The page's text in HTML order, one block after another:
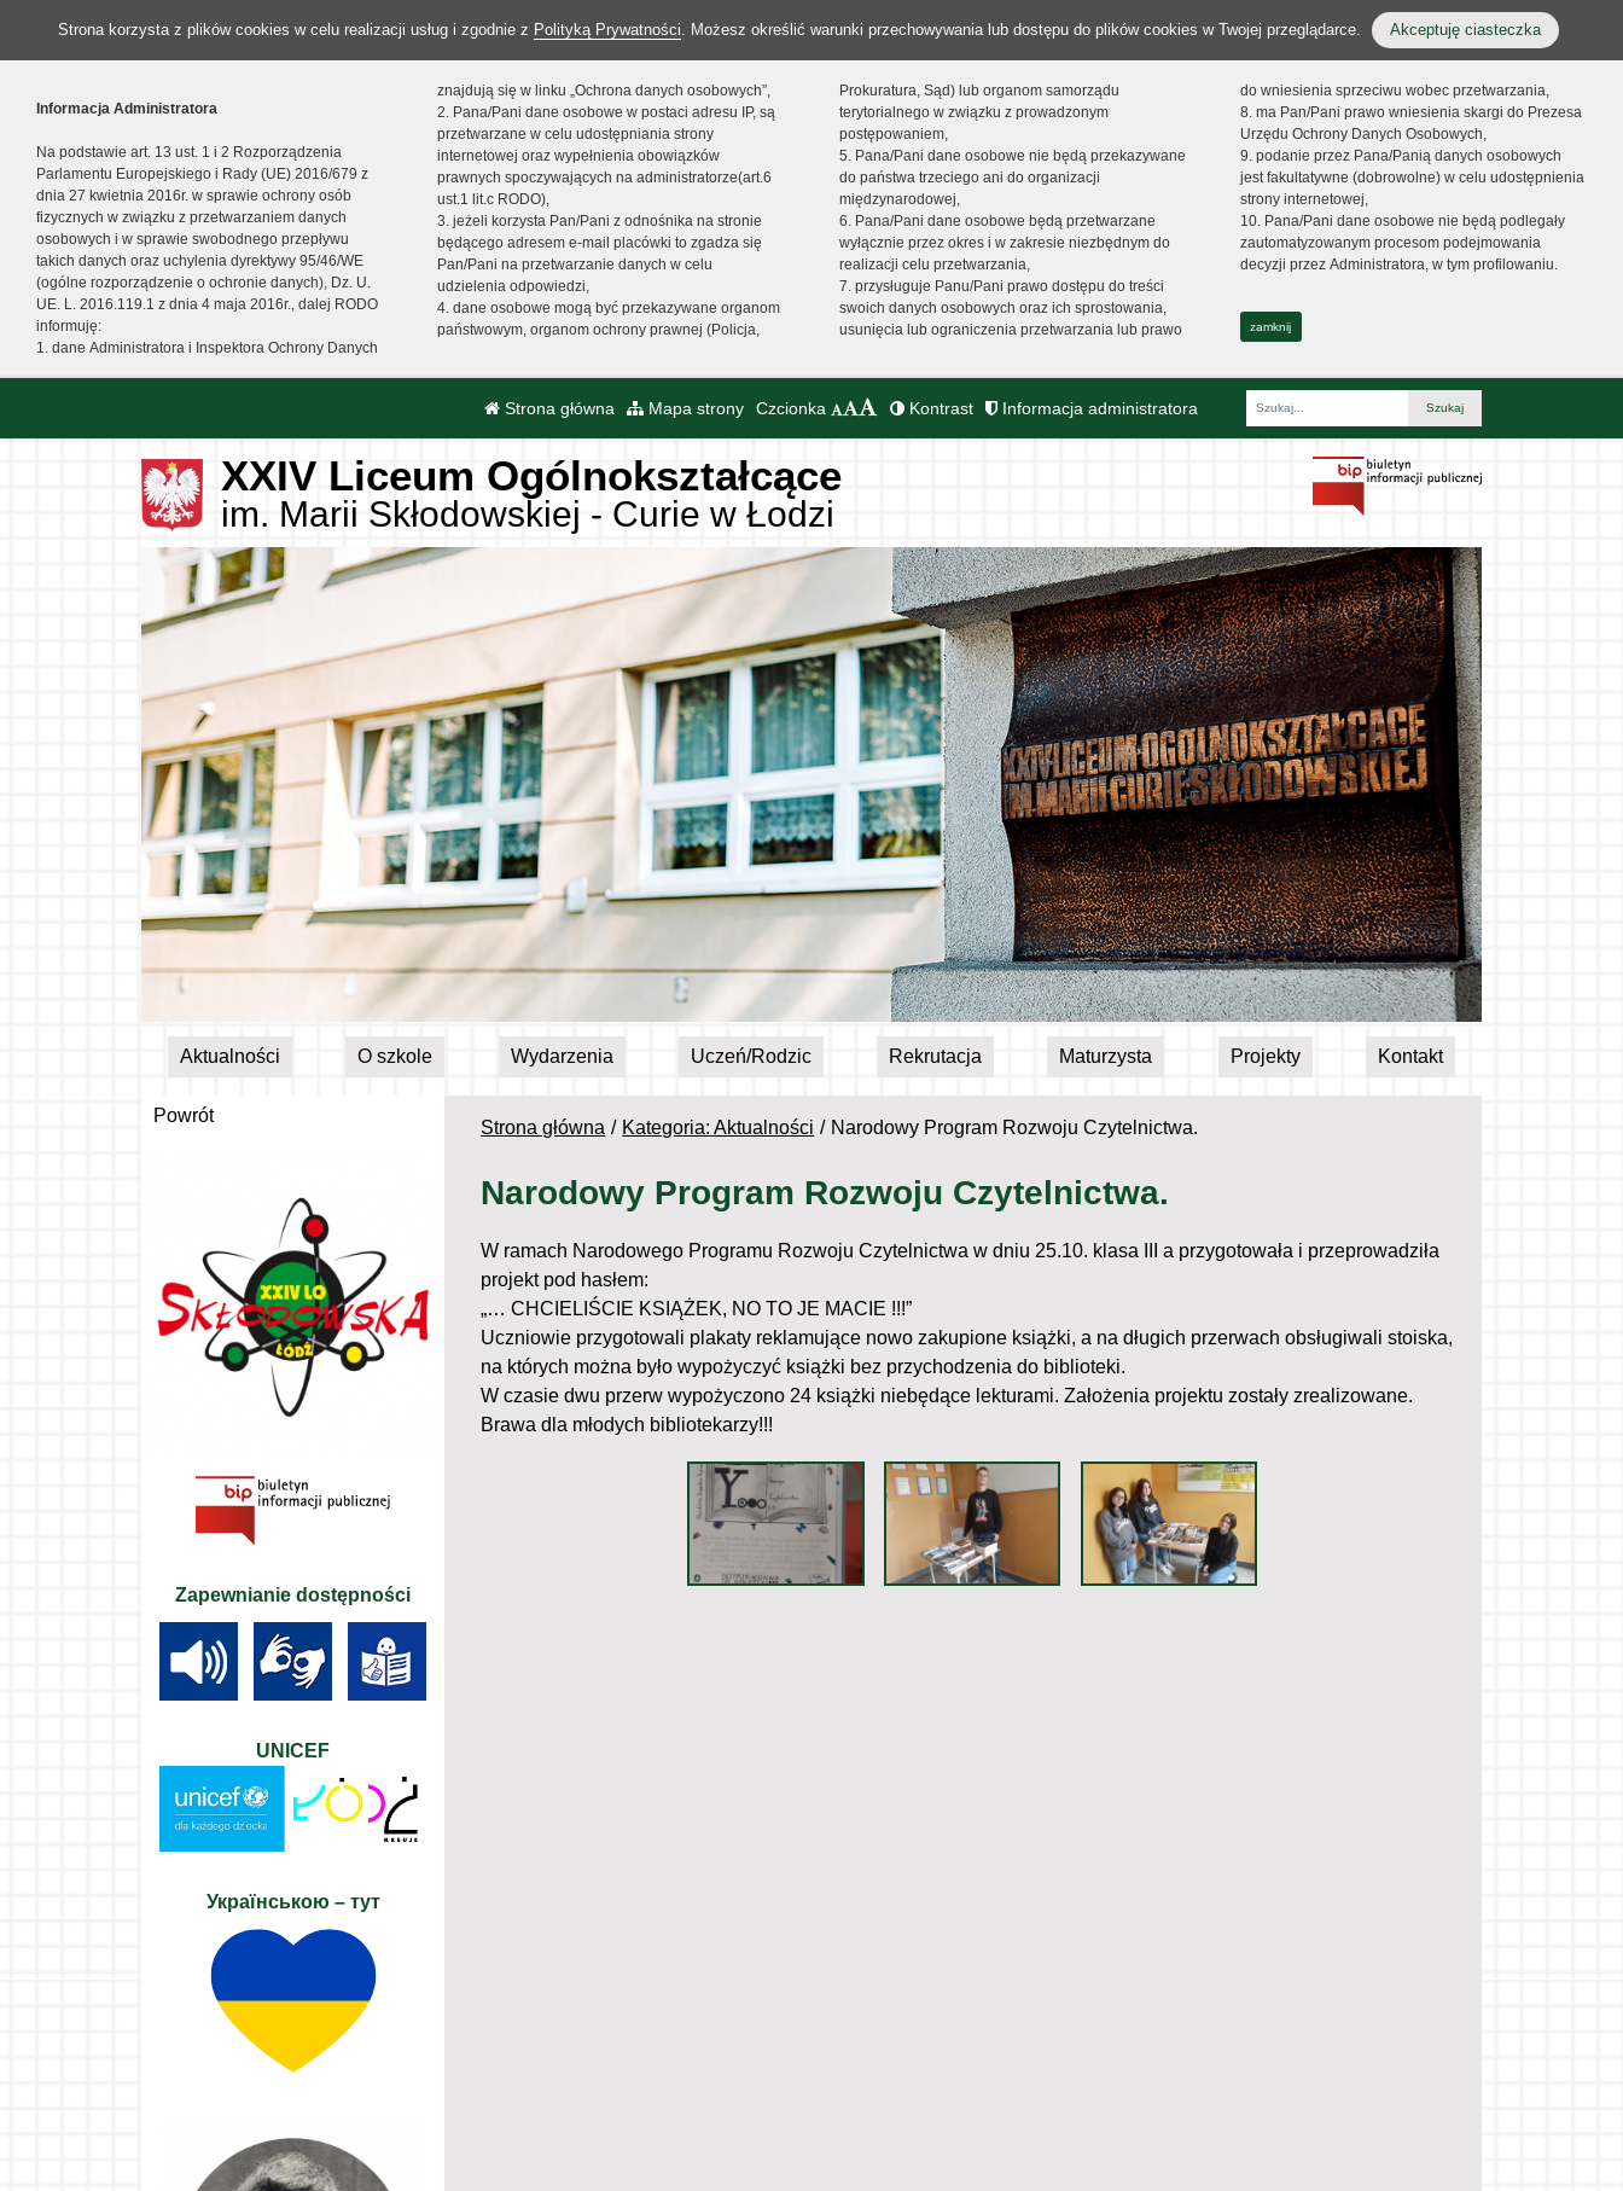
Strona korzysta z plików cookies w celu realizacji usług i zgodnie z Polityką Prywatności. Możesz określić warunki przechowywania lub dostępu do plików cookies w Twojej przeglądarce. Akceptuję ciasteczka
Informacja Administratora
Na podstawie art. 13 ust. 1 i 2 Rozporządzenia
Parlamentu Europejskiego i Rady (UE) 2016/679 z
dnia 27 kwietnia 2016r. w sprawie ochrony osób
fizycznych w związku z przetwarzaniem danych
osobowych i w sprawie swobodnego przepływu
takich danych oraz uchylenia dyrektywy 95/46/WE
(ogólne rozporządzenie o ochronie danych), Dz. U.
UE. L. 2016.119.1 z dnia 4 maja 2016r., dalej RODO
informuję:
1. dane Administratora i Inspektora Ochrony Danych
znajdują się w linku „Ochrona danych osobowych”,
2. Pana/Pani dane osobowe w postaci adresu IP, są
przetwarzane w celu udostępniania strony
internetowej oraz wypełnienia obowiązków
prawnych spoczywających na administratorze(art.6
ust.1 lit.c RODO),
3. jeżeli korzysta Pan/Pani z odnośnika na stronie
będącego adresem e-mail placówki to zgadza się
Pan/Pani na przetwarzanie danych w celu
udzielenia odpowiedzi,
4. dane osobowe mogą być przekazywane organom
państwowym, organom ochrony prawnej (Policja,
Prokuratura, Sąd) lub organom samorządu
terytorialnego w związku z prowadzonym
postępowaniem,
5. Pana/Pani dane osobowe nie będą przekazywane
do państwa trzeciego ani do organizacji
międzynarodowej,
6. Pana/Pani dane osobowe będą przetwarzane
wyłącznie przez okres i w zakresie niezbędnym do
realizacji celu przetwarzania,
7. przysługuje Panu/Pani prawo dostępu do treści
swoich danych osobowych oraz ich sprostowania,
usunięcia lub ograniczenia przetwarzania lub prawo
do wniesienia sprzeciwu wobec przetwarzania,
8. ma Pan/Pani prawo wniesienia skargi do Prezesa
Urzędu Ochrony Danych Osobowych,
9. podanie przez Pana/Panią danych osobowych
jest fakultatywne (dobrowolne) w celu udostępnienia
strony internetowej,
10. Pana/Pani dane osobowe nie będą podlegały
zautomatyzowanym procesom podejmowania
decyzji przez Administratora, w tym profilowaniu.
zamknij
Strona główna Mapa strony Czcionka Kontrast Informacja administratora
Fraza
XXIV Liceum Ogólnokształcące
im. Marii Skłodowskiej - Curie w Łodzi
Aktualności O szkole Wydarzenia Uczeń/Rodzic Rekrutacja Maturzysta Projekty Kontakt
Strona główna Kategoria: Aktualności Narodowy Program Rozwoju Czytelnictwa.
Narodowy Program Rozwoju Czytelnictwa.
W ramach Narodowego Programu Rozwoju Czytelnictwa w dniu 25.10. klasa III a przygotowała i przeprowadziła
projekt pod hasłem:
„… CHCIELIŚCIE KSIĄŻEK, NO TO JE MACIE !!!”
Uczniowie przygotowali plakaty reklamujące nowo zakupione książki, a na długich przerwach obsługiwali stoiska,
na których można było wypożyczyć książki bez przychodzenia do biblioteki.
W czasie dwu przerw wypożyczono 24 książki niebędące lekturami. Założenia projektu zostały zrealizowane.
Brawa dla młodych bibliotekarzy!!!
Powrót
Zapewnianie dostępności
UNICEF
Українською – тут